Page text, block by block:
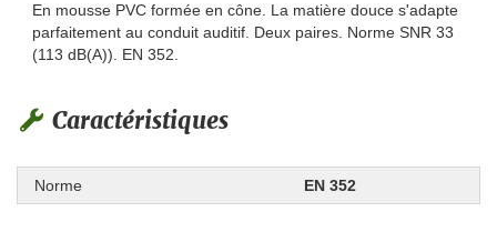
En mousse PVC formée en cône. La matière douce s'adapte
parfaitement au conduit auditif. Deux paires. Norme SNR 33
(113 dB(A)). EN 352.
Caractéristiques
Norme EN 352